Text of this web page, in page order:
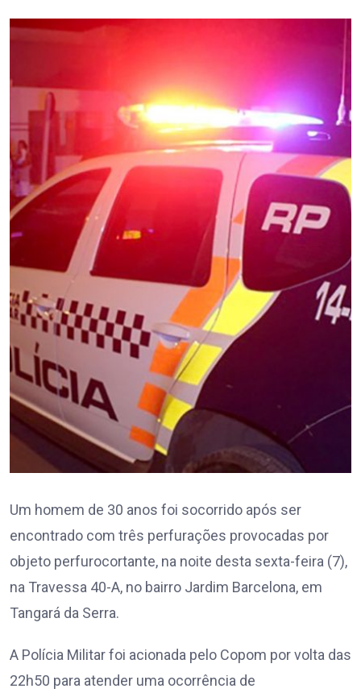
Um homem de 30 anos foi socorrido após ser
encontrado com três perfurações provocadas por
objeto perfurocortante, na noite desta sexta-feira (7),
na Travessa 40-A, no bairro Jardim Barcelona, em
Tangará da Serra.
A Polícia Militar foi acionada pelo Copom por volta das
22h50 para atender uma ocorrência de